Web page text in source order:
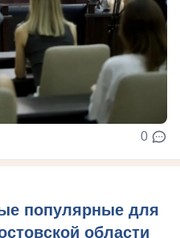
0
популярные для
области